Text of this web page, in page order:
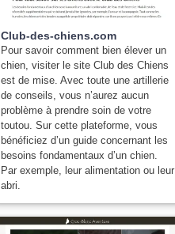
Club-des-chiens.com
Pour savoir comment bien élever un
chien, visiter le site Club des Chiens
est de mise. Avec toute une artillerie
de conseils, vous n’aurez aucun
problème à prendre soin de votre
toutou. Sur cette plateforme, vous
bénéficiez d’un guide concernant les
besoins fondamentaux d’un chien.
Par exemple, leur alimentation ou leur
abri.